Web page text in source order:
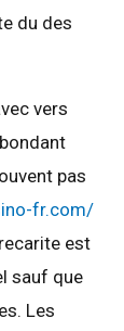
du des
vers
pas
fr.com/
est
sauf que
Les